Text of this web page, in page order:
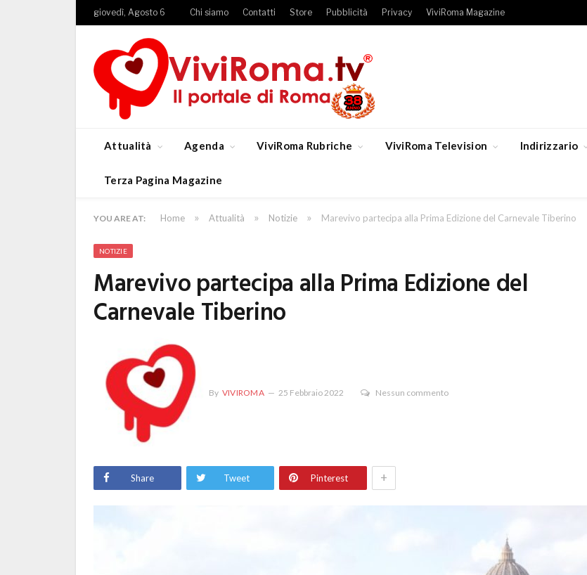
giovedì, Agosto 6 Chi siamo Contatti Store Pubblicità Privacy ViviRoma Magazine
Attualità Agenda ViviRoma Rubriche ViviRoma Television Indirizzario
Terza Pagina Magazine
YOU ARE AT: Home » Attualità » Notizie » Marevivo partecipa alla Prima Edizione del Carnevale Tiberino
NOTIZIE
Marevivo partecipa alla Prima Edizione del
Carnevale Tiberino
By VIVIROMA 25 Febbraio 2022 Nessun commento
Share Tweet Pinterest +